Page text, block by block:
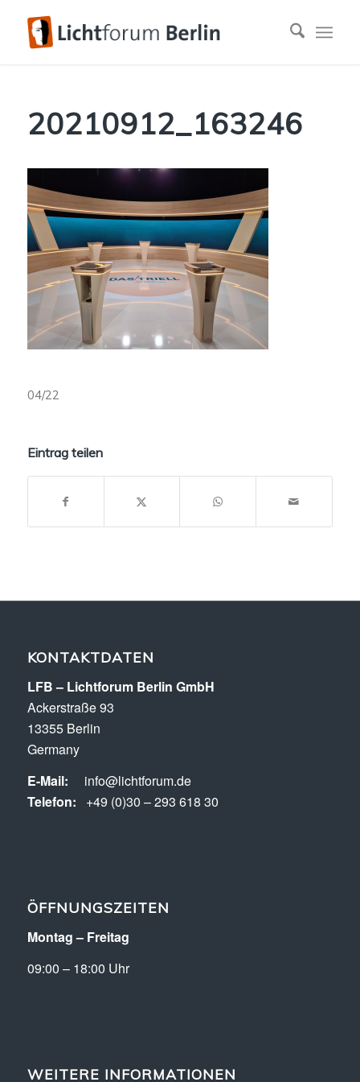
20210912_163246
04/22
Eintrag teilen
KONTAKTDATEN
LFB – Lichtforum Berlin GmbH
Ackerstraße 93
13355 Berlin
Germany
E-Mail: info@lichtforum.de
Telefon: +49 (0)30 – 293 618 30
ÖFFNUNGSZEITEN
Montag – Freitag
09:00 – 18:00 Uhr
WEITERE INFORMATIONEN